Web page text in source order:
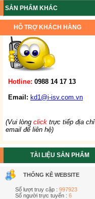
SẢN PHẨM KHÁC
HỖ TRỢ KHÁCH HÀNG
Hotline: 0988 14 17 13
Email: kd1@i-isv.com.vn
(Vui lòng click trực tiếp địa chỉ
email để liên hệ)
TÀI LIỆU SẢN PHẨM
THỐNG KÊ WEBSITE
Số lượt truy cập : 997923
Số người trực tuyến : 6